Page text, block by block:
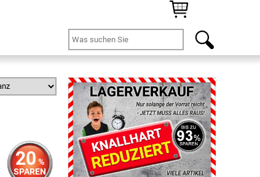
20 %
SPAREN